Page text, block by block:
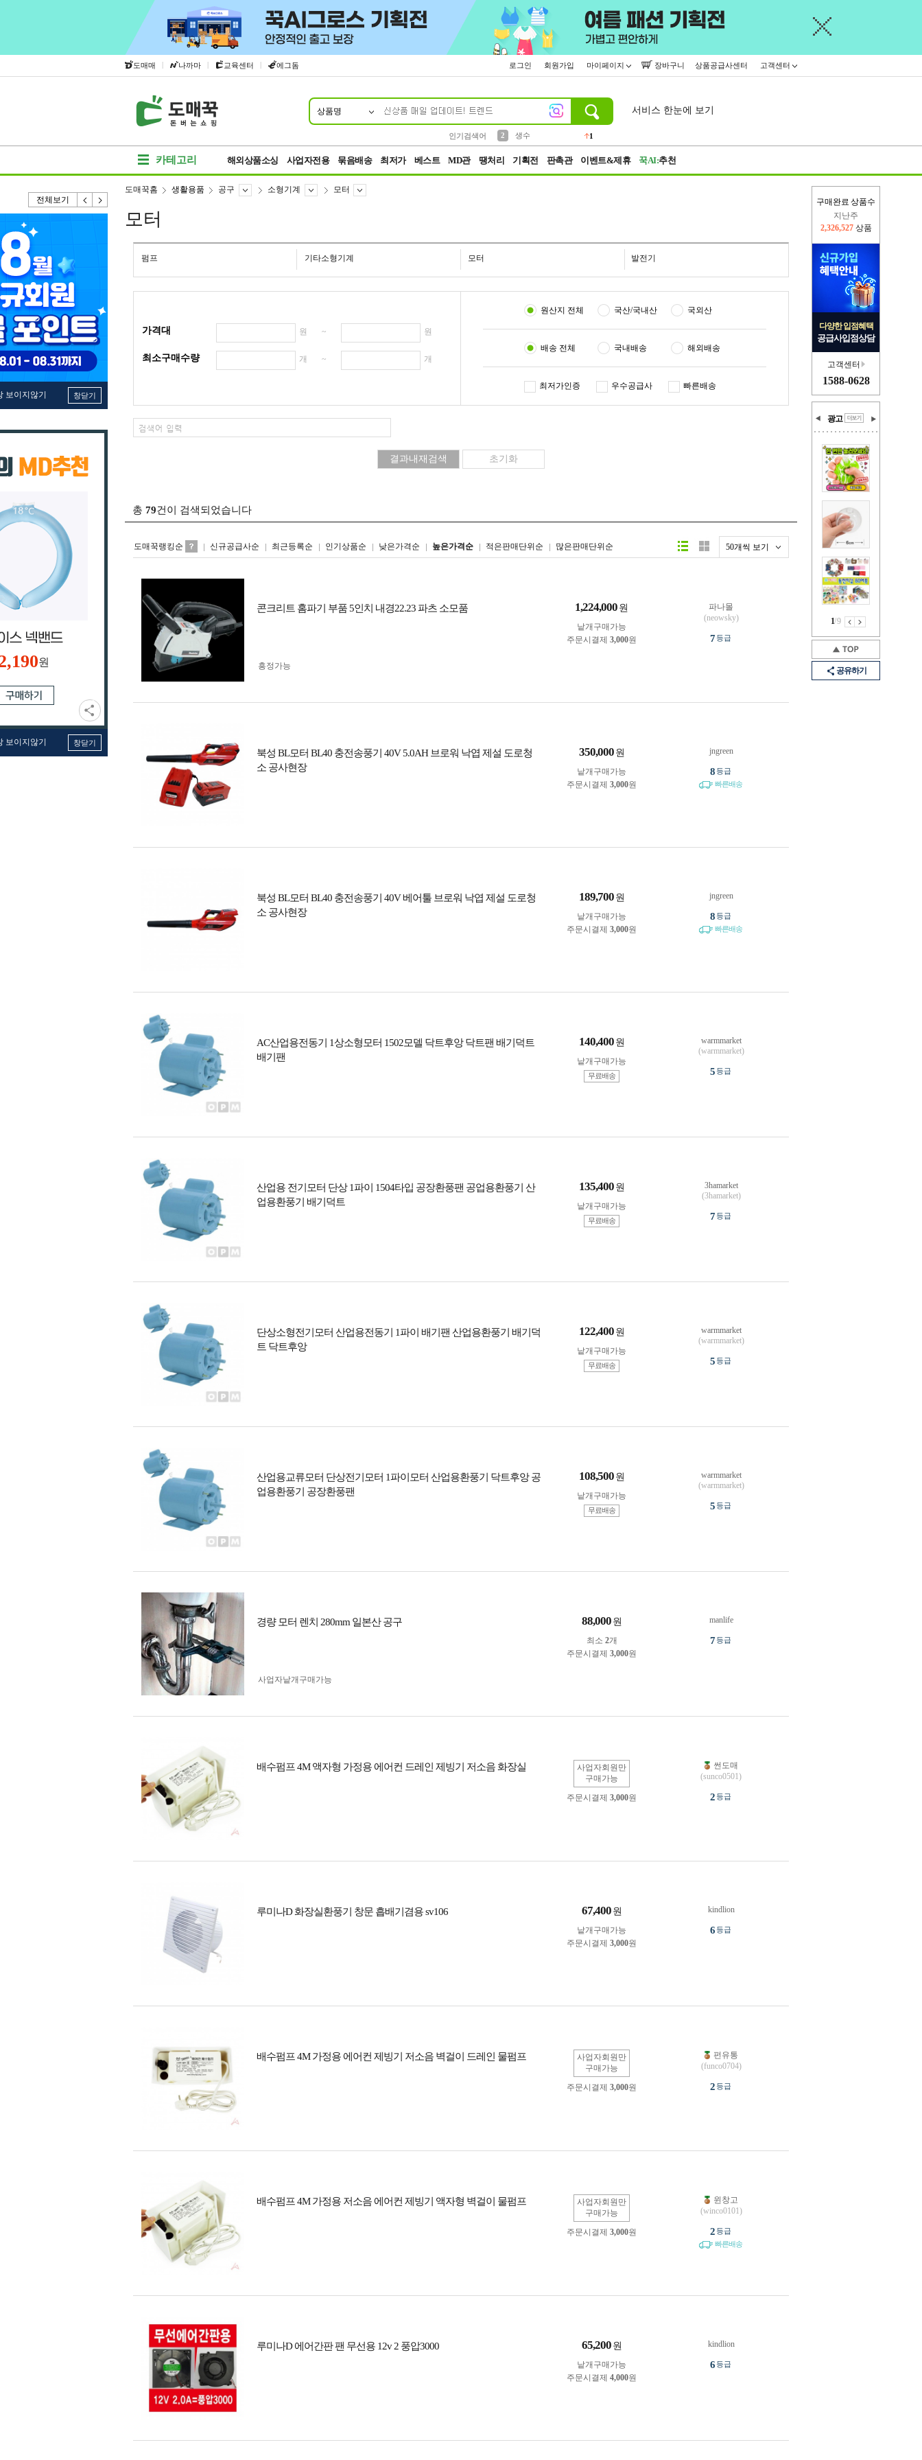
도매매 | 나까마 | 교육센터 | 에그돔 로그인 회원가입 마이페이지 장바구니 상품공급사센터 고객센터
상품명
인기검색어
2
생수
1
서비스 한눈에 보기
카테고리 해외상품소싱 사업자전용 묶음배송 최저가 베스트 MD관 땡처리 기획전 판촉관 이벤트&제휴 꾹AI:추천
전체보기
보이지않기 창닫기
원
보이지않기 창닫기
구매완료 상품수
지난주
2,326,527상품
이번주
2,309,909 상품
다양한 입점혜택
공급사입점상담
고객센터
1588-0628
광고
1/9
공유하기
도매꾹홈 생활용품 공구 소형기계 모터
모터
펌프 기타소형기계 모터 발전기
가격대 원 ~ 원
최소구매수량 개 ~ 개
원산지 전체 국산/국내산 국외산
배송 전체 국내배송 해외배송
최저가인증 우수공급사 빠른배송
총 79건이 검색되었습니다
도매꾹랭킹순 신규공급사순 최근등록순 인기상품순 낮은가격순 높은가격순 적은판매단위순 많은판매단위순 50개씩 보기
리스트형갤러리형
콘크리트 홈파기 부품 5인치 내경22.23 파츠 소모품 1,224,000 원
낱개구매가능
주문시결제 3,000원
흥정가능
파나몰
(neowsky)
7등급
북성 BL모터 BL40 충전송풍기 40V 5.0AH 브로워 낙엽 제설 도로청
소 공사현장
350,000 원
낱개구매가능
주문시결제 3,000원
jngreen
8등급
빠른배송
북성 BL모터 BL40 충전송풍기 40V 베어툴 브로워 낙엽 제설 도로청
소 공사현장
189,700 원
낱개구매가능
주문시결제 3,000원
jngreen
8등급
빠른배송
AC산업용전동기 1상소형모터 1502모델 닥트후앙 닥트팬 배기덕트
배기팬
140,400 원
낱개구매가능
무료배송
warmmarket
(warmmarket)
5등급
산업용 전기모터 단상 1파이 1504타입 공장환풍팬 공업용환풍기 산
업용환풍기 배기덕트
135,400 원
낱개구매가능
무료배송
3hamarket
(3hamarket)
7등급
단상소형전기모터 산업용전동기 1파이 배기팬 산업용환풍기 배기덕
트 닥트후앙
122,400 원
낱개구매가능
무료배송
warmmarket
(warmmarket)
5등급
산업용교류모터 단상전기모터 1파이모터 산업용환풍기 닥트후앙 공
업용환풍기 공장환풍팬
108,500 원
낱개구매가능
무료배송
warmmarket
(warmmarket)
5등급
경량 모터 렌치 280mm 일본산 공구 88,000 원
최소 2개
주문시결제 3,000원
사업자 낱개구매가능
manlife
7등급
배수펌프 4M 액자형 가정용 에어컨 드레인 제빙기 저소음 화장실
사업자회원만
구매가능
주문시결제 3,000원
썬도매
(sunco0501)
2등급
루미나D 화장실환풍기 창문 흡배기겸용 sv106 67,400 원
낱개구매가능
주문시결제 3,000원
kindlion
6등급
배수펌프 4M 가정용 에어컨 제빙기 저소음 벽걸이 드레인 물펌프
사업자회원만
구매가능
주문시결제 3,000원
펀유통
(funco0704)
2등급
배수펌프 4M 가정용 저소음 에어컨 제빙기 액자형 벽걸이 물펌프
사업자회원만
구매가능
주문시결제 3,000원
윈창고
(winco0101)
2등급
빠른배송
루미나D 에어간판 팬 무선용 12v 2 풍압3000 65,200 원
낱개구매가능
주문시결제 4,000원
kindlion
6등급